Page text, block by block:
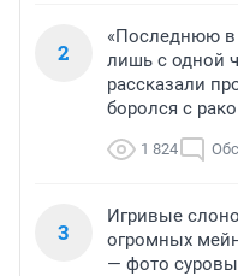
2
«Последнюю в
лишь с одной
рассказали
боролся с
1 824
3
Игривые
огромных
— фото